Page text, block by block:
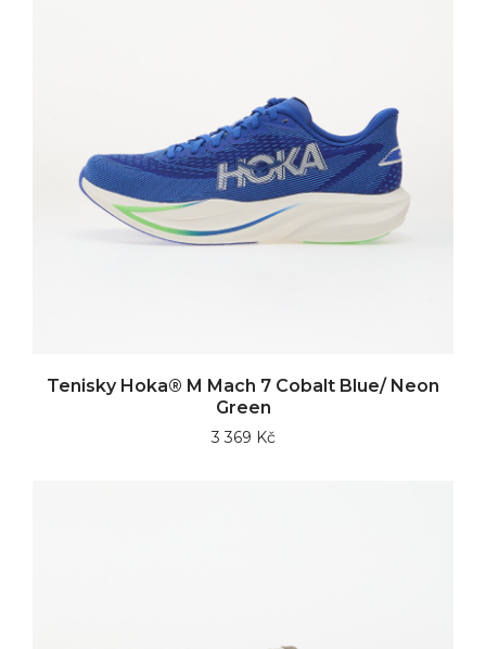
Tenisky Hoka® M Mach 7 Cobalt Blue/ Neon
Green
3 369 Kč